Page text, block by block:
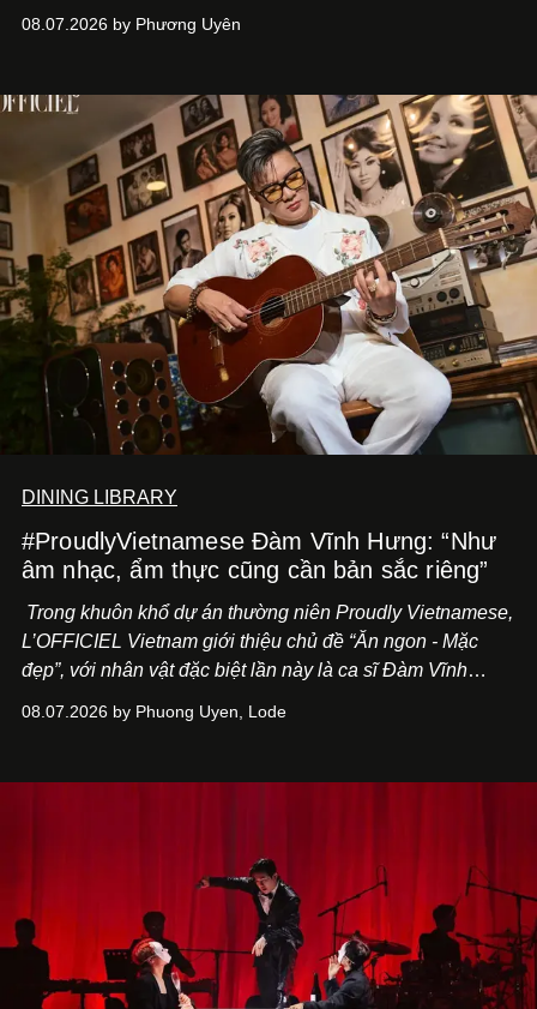
Kitchen Bar và SALEM tại TP.HCM.
08.07.2026 by Phương Uyên
DINING LIBRARY
#ProudlyVietnamese Đàm Vĩnh Hưng: “Như
âm nhạc, ẩm thực cũng cần bản sắc riêng”
Trong khuôn khổ dự án thường niên Proudly Vietnamese,
L’OFFICIEL Vietnam giới thiệu chủ đề “Ăn ngon - Mặc
đẹp”, với nhân vật đặc biệt lần này là ca sĩ Đàm Vĩnh
Cà Phê Cà Pháo mang dấu ấn Indochine hoài niệm, thu
08.07.2026 by Phuong Uyen, Lode